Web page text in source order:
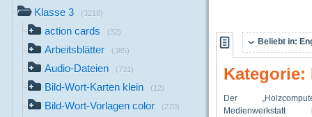
Klasse 3 (3218)
action cards (32)
Arbeitsblätter (385)
Audio-Dateien (731)
Bild-Wort-Karten klein (12)
Bild-Wort-Vorlagen color (270)
Beliebt in:
Kategorie:
Der
die Aufgabenkarte
bei falscher Lösung
Vokabeltraining zu
animals, at school,